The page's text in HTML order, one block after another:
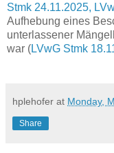
Stmk 24.11.2025,
Aufhebung eines
unterlassener
war (LVwG Stmk
hplehofer at Monday,
Share